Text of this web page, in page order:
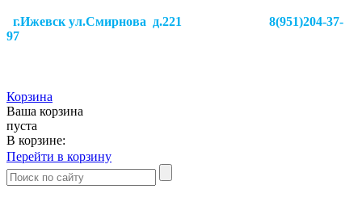
г.Ижевск ул.Смирнова д.221
8(951)204-37-
97
Корзина
Ваша корзина
пуста
В корзине:
Перейти в корзину